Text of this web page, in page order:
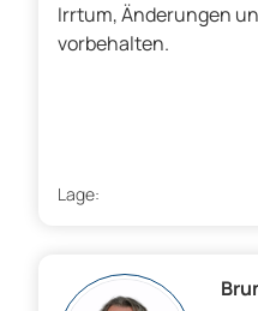
Irrtum, Änderungen
vorbehalten.
Lage: